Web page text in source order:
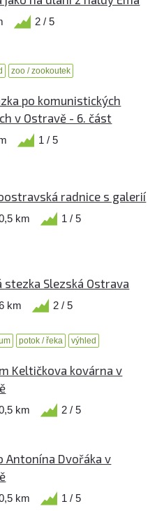
2 / 5
zoo / zookoutek
po komunistických
v Ostravě - 6. část
1 / 5
radnice s galerií
km 1 / 5
stezka Slezská Ostrava
km 2 / 5
potok / řeka výhled
Keltičkova kovárna v
km 2 / 5
Antonína Dvořáka v
km 1 / 5